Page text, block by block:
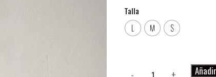
Talla
L M S